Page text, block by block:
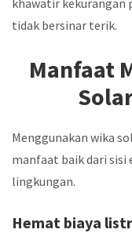
tidak bersinar terik.
Manfaat
Menggunakan wika
manfaat baik dari sisi
lingkungan.
Hemat biaya